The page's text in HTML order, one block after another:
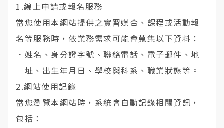
1.線上申請或報名服務
當您使用本網站提供之實習媒合、課程或活動報
名等服務時，依業務需求可能會蒐集以下資料：
． 姓名、身分證字號、聯絡電話、電子郵件、地
址、出生年月日、學校與科系、職業狀態等。
2.網站使用記錄
當您瀏覽本網站時，系統會自動記錄相關資訊，
包括：